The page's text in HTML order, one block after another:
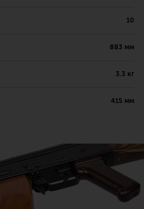
10
883 мм
3.3 кг
415 мм